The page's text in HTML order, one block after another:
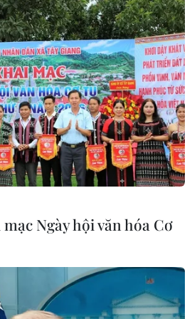
cầm máu.
cực, bệnh nhi T. rút
năng đông máu và các
20 ngày điều trị, bệnh
viện với tình trạng khỏe
Ngày hội văn hóa Cơ